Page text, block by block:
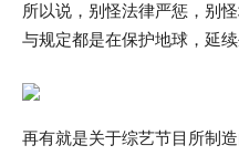
所以说，别怪法律严惩，别
与规定都是在保护地球，延续
再有就是关于综艺节目所制